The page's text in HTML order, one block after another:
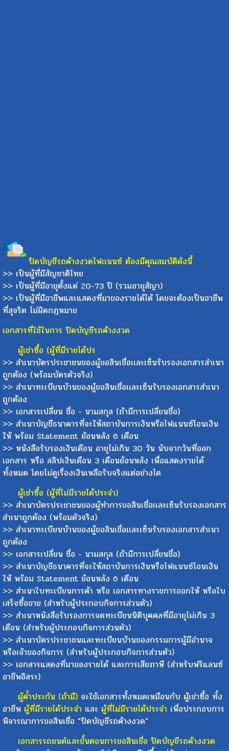
ปิดบัญชีรถค้างงวดไฟเเนนซ์ ต้องมีคุณสมบัติดังนี้
>> เป็นผู้ที่มีสัญชาติไทย
>> เป็นผู้ที่มีอายุตั้งแต่ 20-73 ปี (รวมอายุสัญา)
>> เป็นผู้ที่มีอาชีพและแสดงที่มาของรายได้ได้ โดยจะต้องเป็นอาชีพ
ที่สุจริต ไม่ผิดกฏหมาย
เอกสารที่ใช้ในการ ปิดบัญชีรถค้างงวด
ผู้เช่าซื้อ (ผู้ที่มีรายได้ปร
>> สำเนาบัตรประชาชนของผู้ขอสินเชื่อเเละเซ็นรับรองเอกสารสำเนา
ถูกต้อง (พร้อมบัตรตัวจริง)
>> สำเนาทะเบียนบ้านของผู้ขอสินเชื่อเเละเซ็นรับรองเอกสารสำเนา
ถูกต้อง
>> เอกสารเปลี่ยน ชื่อ - นามสกุล (ถ้ามีการเปลี่ยนชื่อ)
>> สำเนาบัญชีธนาคารที่จะให้สถาบันการเงินหรือไฟแนนซ์โอนเงิน
ให้ พร้อม Statement ย้อนหลัง 6 เดือน
>> หนังสือรับรองเงินเดือน อายุไม่เกิน 30 วัน นับจากวันที่ออก
เอกสาร หรือ สลิปเงินเดือน 3 เดือนย้อนหลัง เพื่อแสดงรายได้
ทั้งหมด โดยไม่ดูเรื่องเงินเหลือรับจริงแต่อย่างได
ผู้เช่าซื้อ (ผู้ที่ไม่มีรายได้ประจำ)
>> สำเนาบัตรประชาชนของผู้ทำการขอสินเชื่อเเละเซ็นรับรองเอกสาร
สำเนาถูกต้อง (พร้อมตัวจริง)
>> สำเนาทะเบียนบ้านของผู้ขอสินเชื่อเเละเซ็นรับรองเอกสารสำเนา
ถูกต้อง
>> เอกสารเปลี่ยน ชื่อ - นามสกุล (ถ้ามีการเปลี่ยนชื่อ)
>> สำเนาบัญชีธนาคารที่จะให้สถาบันการเงินหรือไฟแนนซ์โอนเงิน
ให้ พร้อม Statement ย้อนหลัง 6 เดือน
>> สำเนาใบทะเบียนการค้า หรือ เอกสารทางราชการออกให้ หรือใบ
เสร็จซื้อขาย (สำหรับผู้ประกอบกิจการส่วนตัว)
>> สำเนาหนังสือรับรองการจดทะเบียนนิติบุคคลที่มีอายุไม่เกิน 3
เดือน (สำหรับผู้ประกอบกิจการส่วนตัว)
>> สำเนาบัตรประชาชนและทะเบียนบ้านของกรรมการผู้มีอำนาจ
หรือเจ้าของกิจการ (สำหรับผู้ประกอบกิจการส่วนตัว)
>> เอกสารแสดงที่มาของรายได้ และการเสียภาษี (สำหรับฟรีแลนซ์
อาชีพอิสระ)
ผู้ค้ำประกัน (ถ้ามี) จะใช้เอกสารทั้งหมดเหมือนกับ ผู้เช่าซื้อ ทั้ง
อาชีพผู้ที่มีรายได้ประจำ และผู้ที่ไม่มีรายได้ประจำ
พิจารณาการขอสินเชื่อ "ปิดบัญชีรถค้างงวด"